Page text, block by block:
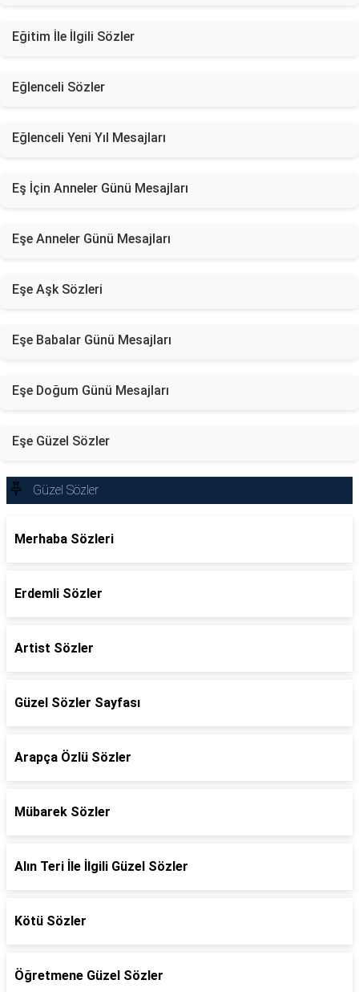
Eğitim İle İlgili Sözler
Eğlenceli Sözler
Eğlenceli Yeni Yıl Mesajları
Eş İçin Anneler Günü Mesajları
Eşe Anneler Günü Mesajları
Eşe Aşk Sözleri
Eşe Babalar Günü Mesajları
Eşe Doğum Günü Mesajları
Eşe Güzel Sözler
Güzel Sözler
Merhaba Sözleri
Erdemli Sözler
Artist Sözler
Güzel Sözler Sayfası
Arapça Özlü Sözler
Mübarek Sözler
Alın Teri İle İlgili Güzel Sözler
Kötü Sözler
Öğretmene Güzel Sözler